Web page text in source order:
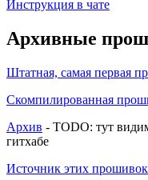
Инструкция в чате
Архивные
Штатная, самая первая
Скомпилированная
Архив - TODO: тут
гитхабе
Источник этих